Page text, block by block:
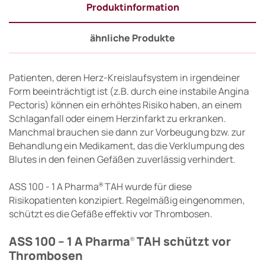
Produktinformation
ähnliche Produkte
Patienten, deren Herz-Kreislaufsystem in irgendeiner
Form beeinträchtigt ist (z.B. durch eine instabile Angina
Pectoris) können ein erhöhtes Risiko haben, an einem
Schlaganfall oder einem Herzinfarkt zu erkranken.
Manchmal brauchen sie dann zur Vorbeugung bzw. zur
Behandlung ein Medikament, das die Verklumpung des
Blutes in den feinen Gefäßen zuverlässig verhindert.
ASS 100 - 1 A Pharma®TAH wurde für diese
Risikopatienten konzipiert. Regelmäßig eingenommen,
schützt es die Gefäße effektiv vor Thrombosen.
ASS 100 – 1 A Pharma®TAH schützt vor
Thrombosen